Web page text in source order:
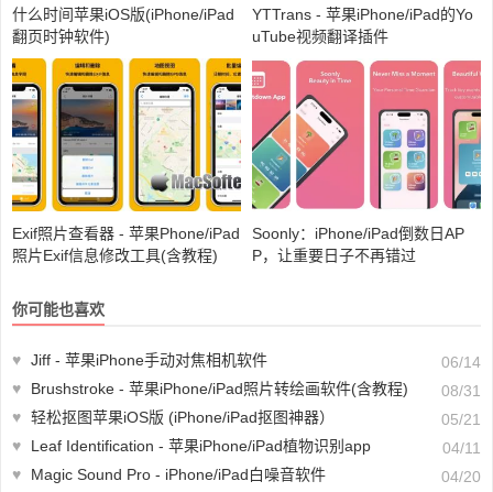
什么时间苹果iOS版(iPhone/iPad
翻页时钟软件)
YTTrans - 苹果iPhone/iPad的Yo
uTube视频翻译插件
Exif照片查看器 - 苹果Phone/iPad
照片Exif信息修改工具(含教程)
Soonly：iPhone/iPad倒数日AP
P，让重要日子不再错过
你可能也喜欢
♥ Jiff - 苹果iPhone手动对焦相机软件
06/14
♥
Brushstroke - 苹果iPhone/iPad照片转绘画软件(含教程)
08/31
♥ 轻松抠图苹果iOS版 (iPhone/iPad抠图神器）
05/21
♥
Leaf Identification - 苹果iPhone/iPad植物识别app
04/11
♥
Magic Sound Pro - iPhone/iPad白噪音软件
04/20